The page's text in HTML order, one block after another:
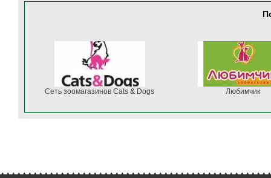
Сеть зоомагазинов Cats & Dogs Любимчик